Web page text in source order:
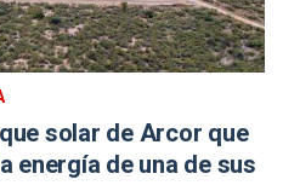
solar de Arcor que
energía de una de sus